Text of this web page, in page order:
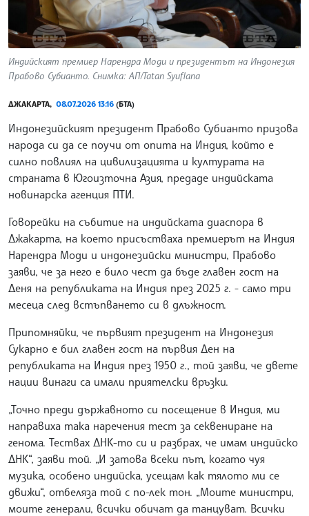
Индийският премиер Нарендра Моди и президентът на Индонезия
Прабово Субианто. Снимка: АП/Tatan Syuflana
ДЖАКАРТА, 08.07.2026 13:16 (БТА)
Индонезийският президент Прабово Субианто призова
народа си да се поучи от опита на Индия, който е
силно повлиял на цивилизацията и културата на
страната в Югоизточна Азия, предаде индийската
новинарска агенция ПТИ.
Говорейки на събитие на индийската диаспора в
Джакарта, на което присъстваха премиерът на Индия
Нарендра Моди и индонезийски министри, Прабово
заяви, че за него е било чест да бъде главен гост на
Деня на републиката на Индия през 2025 г. - само три
месеца след встъпването си в длъжност.
Припомняйки, че първият президент на Индонезия
Сукарно е бил главен гост на първия Ден на
републиката на Индия през 1950 г., той заяви, че двете
нации винаги са имали приятелски връзки.
„Точно преди държавното си посещение в Индия, ми
направиха така наречения тест за секвениране на
генома. Тествах ДНК-то си и разбрах, че имам индийско
ДНК“, заяви той. „И затова всеки път, когато чуя
музика, особено индийска, усещам как тялото ми се
движи“, отбеляза той с по-лек тон. „Моите министри,
моите генерали, всички обичат да танцуват. Всички